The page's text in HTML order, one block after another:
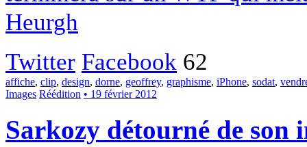
Heurgh
Twitter Facebook 62
affiche, clip, design, dorne, geoffrey, graphisme, iPhone, sodat,
Images Réédition • 19 février 2012
Sarkozy détourné de son